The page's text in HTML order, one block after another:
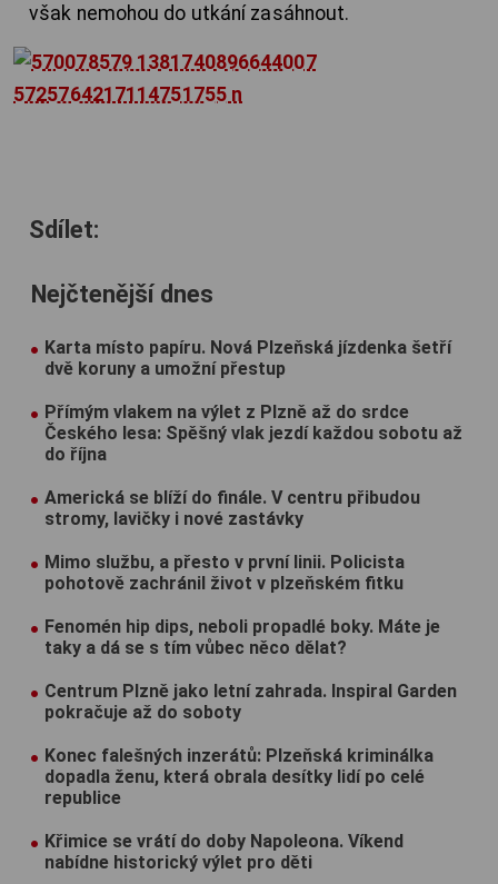
však nemohou do utkání zasáhnout.
Sdílet:
Nejčtenější dnes
Karta místo papíru. Nová Plzeňská jízdenka šetří
dvě koruny a umožní přestup
Přímým vlakem na výlet z Plzně až do srdce
Českého lesa: Spěšný vlak jezdí každou sobotu až
do října
Americká se blíží do finále. V centru přibudou
stromy, lavičky i nové zastávky
Mimo službu, a přesto v první linii. Policista
pohotově zachránil život v plzeňském fitku
Fenomén hip dips, neboli propadlé boky. Máte je
taky a dá se s tím vůbec něco dělat?
Centrum Plzně jako letní zahrada. Inspiral Garden
pokračuje až do soboty
Konec falešných inzerátů: Plzeňská kriminálka
dopadla ženu, která obrala desítky lidí po celé
republice
Křimice se vrátí do doby Napoleona. Víkend
nabídne historický výlet pro děti